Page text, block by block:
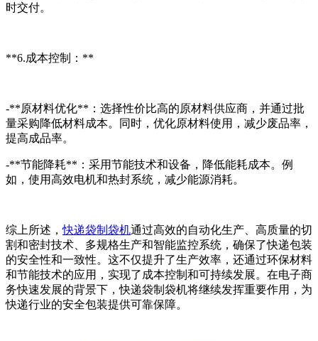
时交付。
**6.成本控制：**
-**原材料优化**：选择性价比高的原材料供应商，并通过批
量采购降低材料成本。同时，优化原材料使用，减少废品率，
提高成品率。
-**节能降耗**：采用节能技术和设备，降低能耗成本。例
如，使用高效电机和热封系统，减少能源消耗。
综上所述，快递袋制袋机通过高效的自动化生产、高质量的切
割和密封技术、多规格生产和智能监控系统，确保了快递包装
的安全性和一致性。这不仅提升了生产效率，还通过环保材料
和节能技术的应用，实现了成本控制和可持续发展。在电子商
务快速发展的背景下，快递袋制袋机将继续发挥重要作用，为
快递行业的安全包装提供可靠保障。